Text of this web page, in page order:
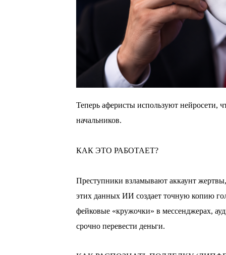
Теперь аферисты используют нейросети,
начальников.
КАК ЭТО РАБОТАЕТ?
Преступники взламывают аккаунт
этих данных ИИ создает точную копию
фейковые «кружочки» в мессенджерах,
срочно перевести деньги.